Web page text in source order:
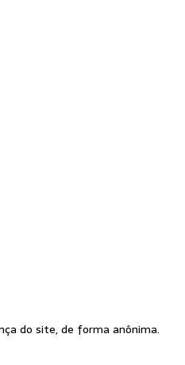
do site, de forma anônima.